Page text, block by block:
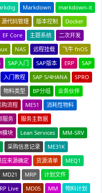
Markdown
markdown-it
源代码管理 版本控制
Docker
EF Core 主题系统
二次开发
NAS 远程挂载
飞牛 fnOS
SAP入门 SAP版本 ERP
SAP
入门教程 SAP S/4HANA
SPRO
物料类型 BP分组
业务伙伴
购流程 ME51
消耗性物料
服务
服务主数据
模块 Lean Services
MM-SRV
采购信息记录
ME31K
应来源确定 货源清单
MEQ1
MD21 MRP
计划文件
Live MD05 MM
物料计划